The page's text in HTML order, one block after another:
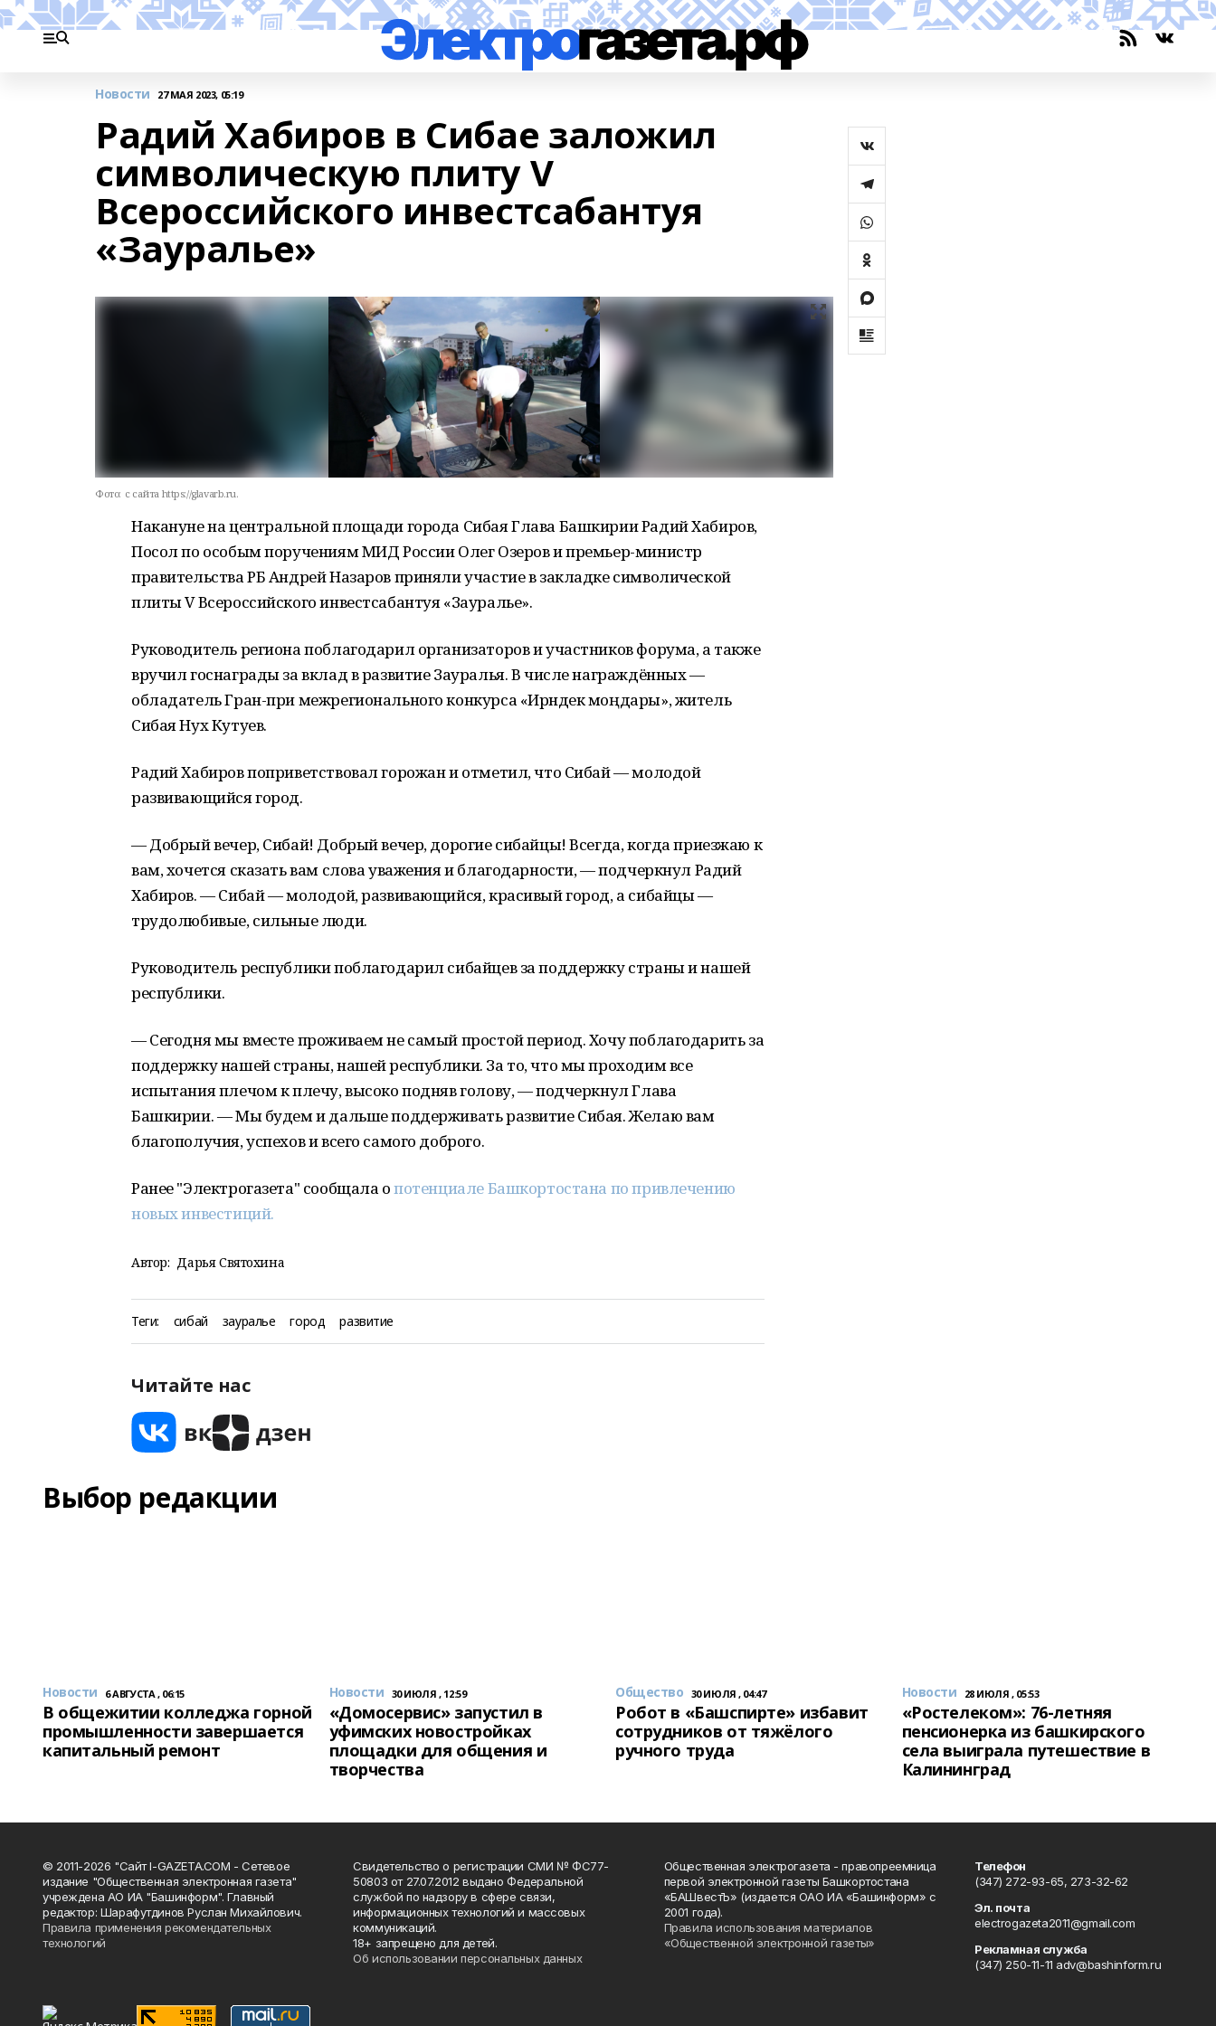
Новости 27 МАЯ 2023, 05:19
Радий Хабиров в Сибае заложил
символическую плиту V
Всероссийского инвестсабантуя
«Зауралье»
Фото: c сайта https://glavarb.ru.
Накануне на центральной площади города Сибая Глава Башкирии Радий Хабиров,
Посол по особым поручениям МИД России Олег Озеров и премьер-министр
правительства РБ Андрей Назаров приняли участие в закладке символической
плиты V Всероссийского инвестсабантуя «Зауралье».
Руководитель региона поблагодарил организаторов и участников форума, а также
вручил госнаграды за вклад в развитие Зауралья. В числе награждённых —
обладатель Гран-при межрегионального конкурса «Ирәндек моңдары», житель
Сибая Нух Кутуев.
Радий Хабиров поприветствовал горожан и отметил, что Сибай — молодой
развивающийся город.
— Добрый вечер, Сибай! Добрый вечер, дорогие сибайцы! Всегда, когда приезжаю к
вам, хочется сказать вам слова уважения и благодарности, — подчеркнул Радий
Хабиров. — Сибай — молодой, развивающийся, красивый город, а сибайцы —
трудолюбивые, сильные люди.
Руководитель республики поблагодарил сибайцев за поддержку страны и нашей
республики.
— Сегодня мы вместе проживаем не самый простой период. Хочу поблагодарить за
поддержку нашей страны, нашей республики. За то, что мы проходим все
испытания плечом к плечу, высоко подняв голову, — подчеркнул Глава
Башкирии. — Мы будем и дальше поддерживать развитие Сибая. Желаю вам
благополучия, успехов и всего самого доброго.
Ранее "Электрогазета" сообщала опотенциале Башкортостана по привлечению
новых инвестиций.
Автор: Дарья Святохина
Теги: сибай зауралье город развитие
Читайте нас
Выбор редакции
Новости 6 АВГУСТА , 06:15
В общежитии колледжа горной
промышленности завершается
капитальный ремонт
Новости 30 ИЮЛЯ , 12:59
«Домосервис» запустил в
уфимских новостройках
площадки для общения и
творчества
Общество 30 ИЮЛЯ , 04:47
Робот в «Башспирте» избавит
сотрудников от тяжёлого
ручного труда
Новости 28 ИЮЛЯ , 05:53
«Ростелеком»: 76-летняя
пенсионерка из башкирского
села выиграла путешествие в
Калининград
© 2011-2026 "Сайт I-GAZETA.COM - Сетевое
издание "Общественная электронная газета"
учреждена АО ИА "Башинформ". Главный
редактор: Шарафутдинов Руслан Михайлович.
Правила применения рекомендательных
технологий
Свидетельство о регистрации СМИ № ФС77-
50803 от 27.07.2012 выдано Федеральной
службой по надзору в сфере связи,
информационных технологий и массовых
коммуникаций.
18+ запрещено для детей.
Об использовании персональных данных
Общественная электрогазета - правопреемница
первой электронной газеты Башкортостана
«БАШвестЪ» (издается ОАО ИА «Башинформ» с
2001 года).
Правила использования материалов
«Общественной электронной газеты»
Телефон
(347) 272-93-65, 273-32-62
Эл. почта
electrogazeta2011@gmail.com
Рекламная служба
(347) 250-11-11 adv@bashinform.ru